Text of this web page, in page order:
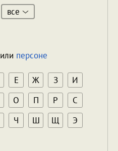
все
или персоне
Е Ж З
И
О П Р
С
Ч Ш Щ
Э